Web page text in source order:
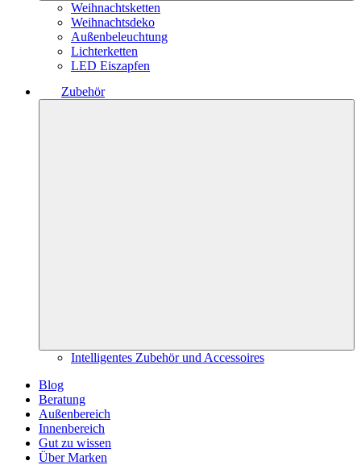
Weihnachtsketten
Weihnachtsdeko
Außenbeleuchtung
Lichterketten
LED Eiszapfen
Zubehör
Intelligentes Zubehör und Accessoires
Blog
Beratung
Außenbereich
Innenbereich
Gut zu wissen
Über Marken